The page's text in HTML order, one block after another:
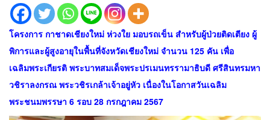
โครงการ กาชาดเชียงใหม่ ห่วงใย มอบรถเข็น สำหรับผู้ป่วยติดเตียง ผู้
พิการและผู้สูงอายุในพื้นที่จังหวัดเชียงใหม่ จำนวน 125 คัน เพื่อ
เฉลิมพระเกียรติ พระบาทสมเด็จพระปรเมนทรรามาธิบดี ศรีสินทรมหา
วชิราลงกรณ พระวชิรเกล้าเจ้าอยู่หัว เนื่องในโอกาสวันเฉลิม
พระชนมพรรษา 6 รอบ 28 กรกฎาคม 2567